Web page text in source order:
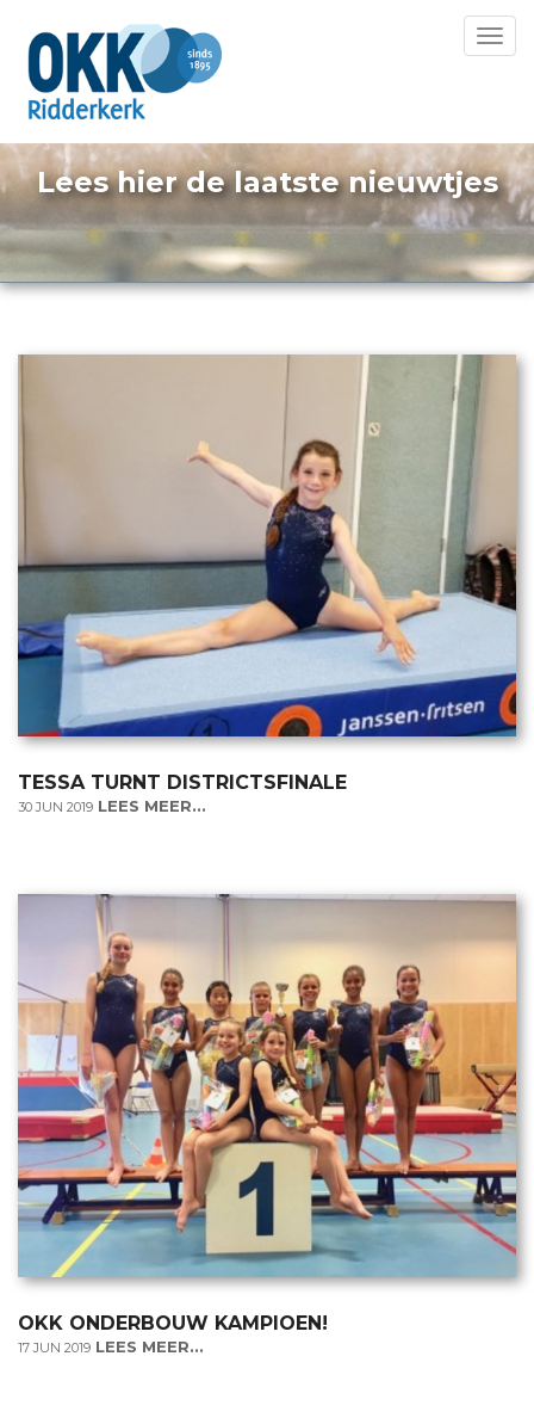
Lees hier de laatste nieuwtjes
TESSA TURNT DISTRICTSFINALE
30 JUN 2019 LEES MEER...
OKK ONDERBOUW KAMPIOEN!
17 JUN 2019 LEES MEER...